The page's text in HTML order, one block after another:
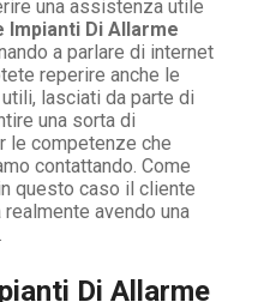
una assistenza utile
Impianti Di Allarme
a parlare di internet
reperire anche le
utili, lasciati da parte di
una sorta di
le competenze che
contattando. Come
questo caso il cliente
avendo una
Di Allarme